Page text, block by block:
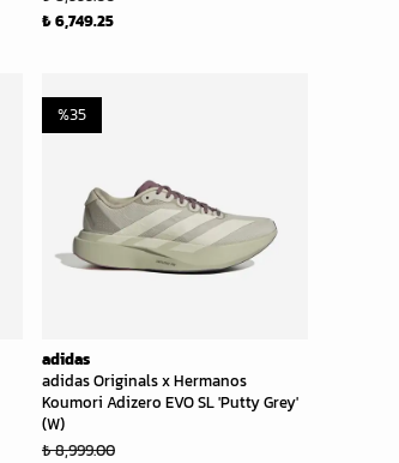
₺ 6,749.25
adidas
adidas Originals x Hermanos
Koumori Adizero EVO SL 'Putty Grey'
(W)
%35
₺ 8,999.00